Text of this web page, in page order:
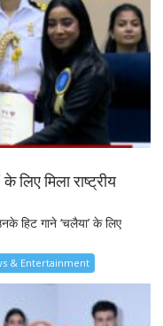
लिए मिला राष्ट्रीय
हिट गाने ‘चलैया’ के लिए
& Entertainment